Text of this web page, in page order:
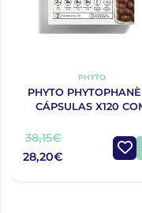
PHYTO
PHYTO
CÁPSULAS X120
38,15€
28,20€